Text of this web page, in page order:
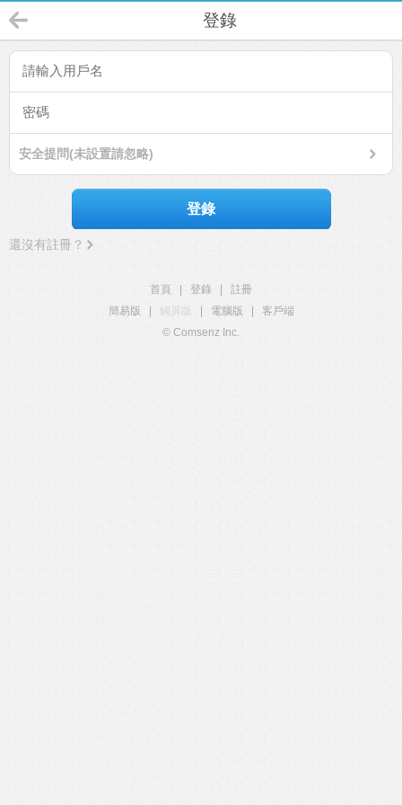
登錄
安全提問(未設置請忽略)
登錄
還沒有註冊？
首頁 登錄
註冊
簡易版
觸屏版 電腦版
客戶端
© Comsenz Inc.